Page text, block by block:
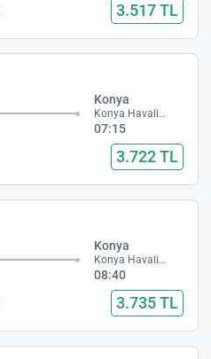
3.517 TL
Konya
Konya Havalimanı
07:15
3.722 TL
Konya
Konya Havalimanı
08:40
3.735 TL